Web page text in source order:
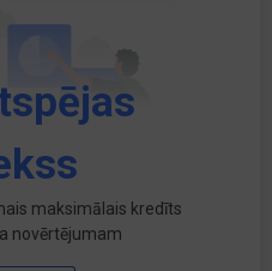
maksimālais kredīts
novērtējumam